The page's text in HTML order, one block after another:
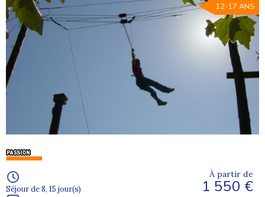
12-17 ANS
Séjour de 8, 15 jour(s)
À partir de
1 550 €